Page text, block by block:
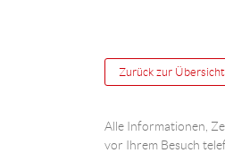
Zurück zur Übersicht
Alle Informationen,
vor Ihrem Besuch